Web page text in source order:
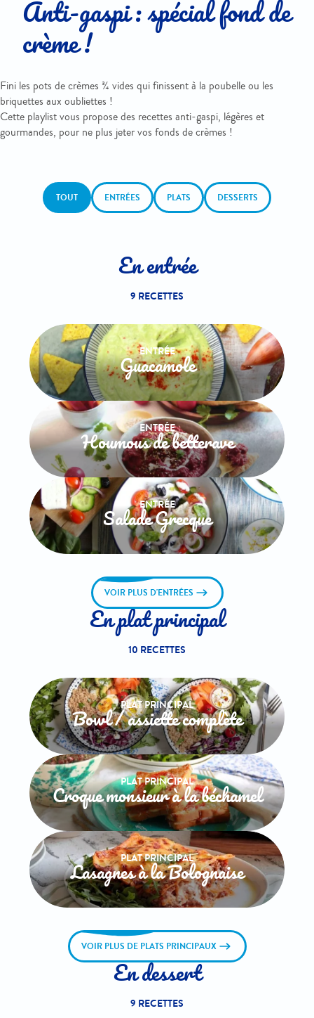
Anti-gaspi : spécial fond de
crème !
Fini les pots de crèmes ¾ vides qui finissent à la poubelle ou les
briquettes aux oubliettes !
Cette playlist vous propose des recettes anti-gaspi, légères et
gourmandes, pour ne plus jeter vos fonds de crèmes !
TOUT ENTRÉES PLATS DESSERTS
En entrée
9 RECETTES
ENTRÉE
Guacamole
ENTRÉE
Houmous de betterave
ENTRÉE
Salade Grecque
VOIR PLUS D'ENTRÉES
En plat principal
10 RECETTES
PLAT PRINCIPAL
Bowl / assiette complète
PLAT PRINCIPAL
Croque monsieur à la béchamel
PLAT PRINCIPAL
Lasagnes à la Bolognaise
VOIR PLUS DE PLATS PRINCIPAUX
En dessert
9 RECETTES